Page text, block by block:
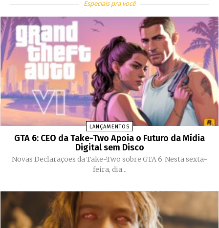
Especiais pra você
LANÇAMENTOS
GTA 6: CEO da Take-Two Apoia o Futuro da Mídia
Digital sem Disco
Novas Declarações da Take-Two sobre GTA 6 Nesta sexta-
feira, dia...